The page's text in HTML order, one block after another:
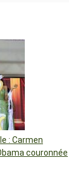
: Carmen
couronnée